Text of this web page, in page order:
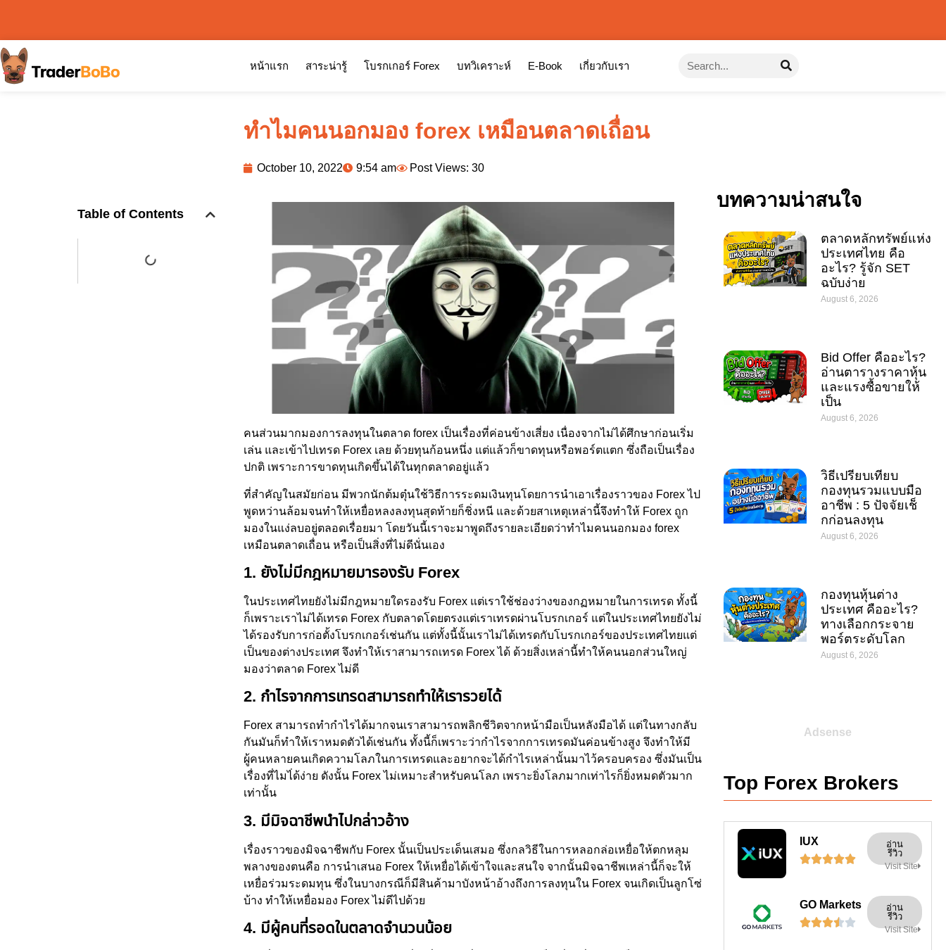
หน้าแรก สาระน่ารู้ โบรกเกอร์ Forex บทวิเคราะห์ E-Book เกี่ยวกับเรา
ทำไมคนนอกมอง forex เหมือนตลาดเถื่อน
October 10, 2022 9:54 am Post Views: 30
Table of Contents
คนส่วนมากมองการลงทุนในตลาด forex เป็นเรื่องที่ค่อนข้างเสี่ยง เนื่องจากไม่ได้ศึกษาก่อนเริ่ม
เล่น และเข้าไปเทรด Forex เลย ด้วยทุนก้อนหนึ่ง แต่แล้วก็ขาดทุนหรือพอร์ตแตก ซึ่งถือเป็นเรื่อง
ปกติ เพราะการขาดทุนเกิดขึ้นได้ในทุกตลาดอยู่แล้ว
ที่สำคัญในสมัยก่อน มีพวกนักต้มตุ๋นใช้วิธีการระดมเงินทุนโดยการนำเอาเรื่องราวของ Forex ไป
พูดหว่านล้อมจนทำให้เหยื่อหลงลงทุนสุดท้ายก็ชิ่งหนี และด้วยสาเหตุเหล่านี้จึงทำให้ Forex ถูก
มองในแง่ลบอยู่ตลอดเรื่อยมา โดยวันนี้เราจะมาพูดถึงรายละเอียดว่าทำไมคนนอกมอง forex
เหมือนตลาดเถื่อน หรือเป็นสิ่งที่ไม่ดีนั่นเอง
1. ยังไม่มีกฎหมายมารองรับ Forex
ในประเทศไทยยังไม่มีกฎหมายใดรองรับ Forex แต่เราใช้ช่องว่างของกฏหมายในการเทรด ทั้งนี้
ก็เพราะเราไม่ได้เทรด Forex กับตลาดโดยตรงแต่เราเทรดผ่านโบรกเกอร์ แต่ในประเทศไทยยังไม่
ได้รองรับการก่อตั้งโบรกเกอร์เช่นกัน แต่ทั้งนี้นั้นเราไม่ได้เทรดกับโบรกเกอร์ของประเทศไทยแต่
เป็นของต่างประเทศ จึงทำให้เราสามารถเทรด Forex ได้ ด้วยสิ่งเหล่านี้ทำให้คนนอกส่วนใหญ่
มองว่าตลาด Forex ไม่ดี
2. กำไรจากการเทรดสามารถทำให้เรารวยได้
Forex สามารถทำกำไรได้มากจนเราสามารถพลิกชีวิตจากหน้ามือเป็นหลังมือได้ แต่ในทางกลับ
กันมันก็ทำให้เราหมดตัวได้เช่นกัน ทั้งนี้ก็เพราะว่ากำไรจากการเทรดมันค่อนข้างสูง จึงทำให้มี
ผู้คนหลายคนเกิดความโลภในการเทรดและอยากจะได้กำไรเหล่านั้นมาไว้ครอบครอง ซึ่งมันเป็น
เรื่องที่ไมไ่ด้ง่าย ดังนั้น Forex ไม่เหมาะสำหรับคนโลภ เพราะยิ่งโลภมากเท่าไรก็ยิ่งหมดตัวมาก
เท่านั้น
3. มีมิจฉาชีพนำไปกล่าวอ้าง
เรื่องราวของมิจฉาชีพกับ Forex นั้นเป็นประเด็นเสมอ ซึ่งกลวิธีในการหลอกล่อเหยื่อให้ตกหลุม
พลางของตนคือ การนำเสนอ Forex ให้เหยื่อได้เข้าใจและสนใจ จากนั้นมิจฉาชีพเหล่านี้ก็จะให้
เหยื่อร่วมระดมทุน ซึ่งในบางกรณีก็มีสินค้ามาบังหน้าอ้างถึงการลงทุนใน Forex จนเกิดเป็นลูกโซ่
บ้าง ทำให้เหยื่อมอง Forex ไม่ดีไปด้วย
4. มีผู้คนที่รอดในตลาดจำนวนน้อย
บทความน่าสนใจ
ตลาดหลักทรัพย์แห่ง
ประเทศไทย คือ
อะไร? รู้จัก SET
ฉบับง่าย
August 6, 2026
Bid Offer คืออะไร?
อ่านตารางราคาหุ้น
และแรงซื้อขายให้
เป็น
August 6, 2026
วิธีเปรียบเทียบ
กองทุนรวมแบบมือ
อาชีพ : 5 ปัจจัยเช็
กก่อนลงทุน
August 6, 2026
กองทุนหุ้นต่าง
ประเทศ คืออะไร?
ทางเลือกกระจาย
พอร์ตระดับโลก
August 6, 2026
Adsense
Top Forex Brokers
IUX

อ่าน
รีวิว
Visit Site
GO Markets

อ่าน
รีวิว
Visit Site